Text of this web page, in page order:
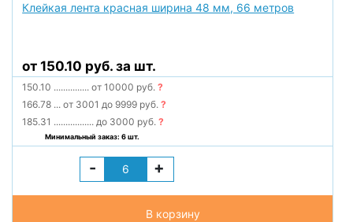
Клейкая лента красная ширина 48 мм, 66 метров
от 150.10 руб. за шт.
150.10 ............... от 10000 руб.?
166.78 ... от 3001 до 9999 руб.?
185.31 ................. до 3000 руб.?
Минимальный заказ: 6 шт.
- +
В корзину